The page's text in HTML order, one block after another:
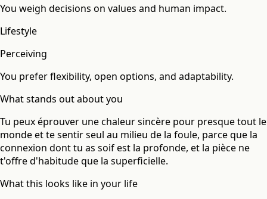
You weigh decisions on values and human impact.
Lifestyle
Perceiving
You prefer flexibility, open options, and adaptability.
What stands out about you
Tu peux éprouver une chaleur sincère pour presque tout le
monde et te sentir seul au milieu de la foule, parce que la
connexion dont tu as soif est la profonde, et la pièce ne
t'offre d'habitude que la superficielle.
What this looks like in your life